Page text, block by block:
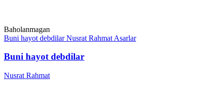
Baholanmagan
Buni hayot debdilar Nusrat Rahmat Asarlar
Buni hayot debdilar
Nusrat Rahmat